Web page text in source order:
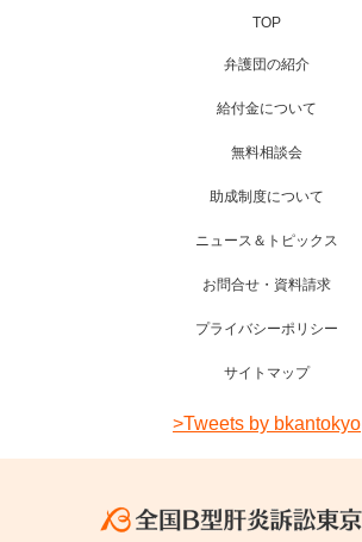
TOP
弁護団の紹介
給付金について
無料相談会
助成制度について
ニュース＆トピックス
お問合せ・資料請求
プライバシーポリシー
サイトマップ
>Tweets by bkantokyo